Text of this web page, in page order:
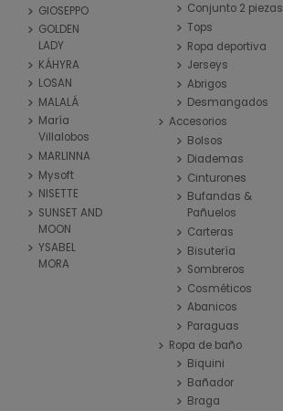
GIOSEPPO
GOLDEN
LADY
KÁHYRA
LOSAN
MALALÁ
María
Villalobos
MARLINNA
Mysoft
NISETTE
SUNSET AND
MOON
YSABEL
MORA
Conjunto 2 piezas
Tops
Ropa deportiva
Jerseys
Abrigos
Desmangados
Accesorios
Bolsos
Diademas
Cinturones
Bufandas &
Pañuelos
Carteras
Bisutería
Sombreros
Cosméticos
Abanicos
Paraguas
Ropa de baño
Biquini
Bañador
Braga